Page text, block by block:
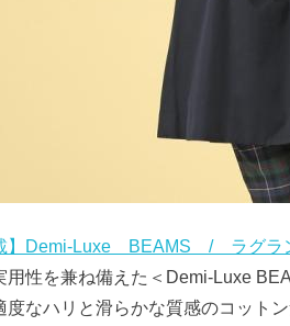
】Demi‐Luxe BEAMS / ラグラ
用性を兼ね備えた＜Demi-Luxe
度なハリと滑らかな質感のコット